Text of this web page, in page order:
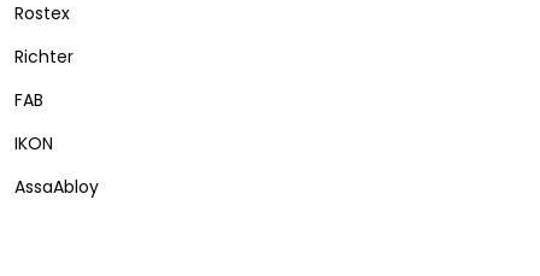
Rostex
Richter
FAB
IKON
AssaAbloy